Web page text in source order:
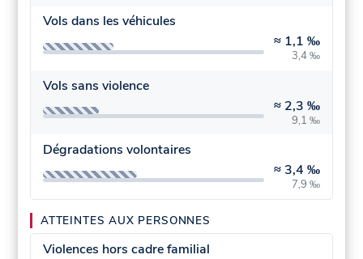
Vols dans les véhicules
≈ 1,1 ‰
3,4 ‰
Vols sans violence
≈ 2,3 ‰
9,1 ‰
Dégradations volontaires
≈ 3,4 ‰
7,9 ‰
ATTEINTES AUX PERSONNES
Violences hors cadre familial